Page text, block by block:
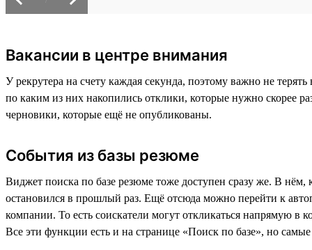
Вакансии в центре внимания
У рекрутера на счету каждая секунда, поэтому важно не
по каким из них накопились отклики, которые нужно скорее
черновики, которые ещё не опубликованы.
События из базы резюме
Виджет поиска по базе резюме тоже доступен сразу же. В нём,
остановился в прошлый раз. Ещё отсюда можно перейти к
компании. То есть соискатели могут откликаться напрямую в
Все эти функции есть и на странице «Поиск по базе», но